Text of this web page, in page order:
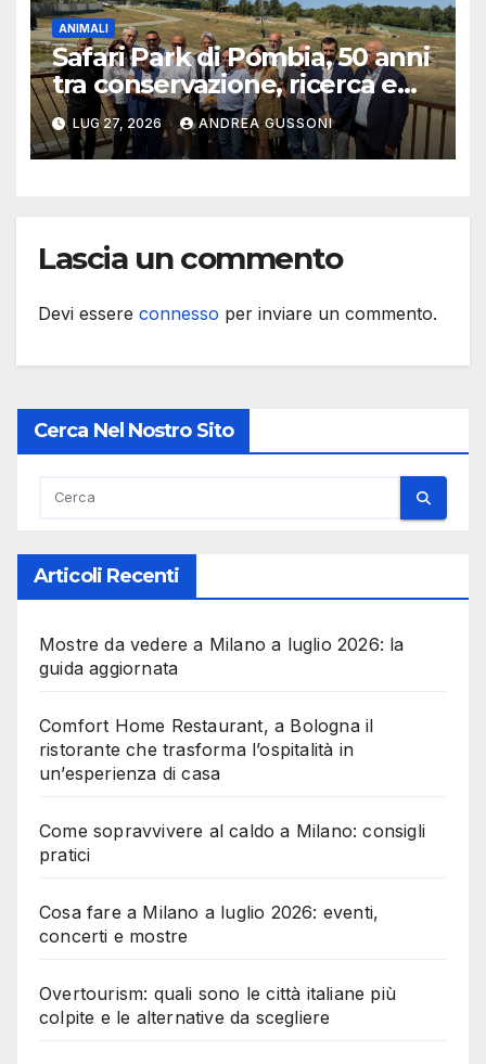
ANIMALI
Safari Park di Pombia, 50 anni
tra conservazione, ricerca e
divertimento: celebrato
l’anniversario
LUG 27, 2026 ANDREA GUSSONI
Lascia un commento
Devi essere connesso per inviare un commento.
Cerca Nel Nostro Sito
Articoli Recenti
Mostre da vedere a Milano a luglio 2026: la
guida aggiornata
Comfort Home Restaurant, a Bologna il
ristorante che trasforma l’ospitalità in
un’esperienza di casa
Come sopravvivere al caldo a Milano: consigli
pratici
Cosa fare a Milano a luglio 2026: eventi,
concerti e mostre
Overtourism: quali sono le città italiane più
colpite e le alternative da scegliere